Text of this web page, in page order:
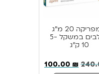
סימפריקה 20 מ”ג
לכלבים במשקל 5-
10 ק”ג
100.00 ₪